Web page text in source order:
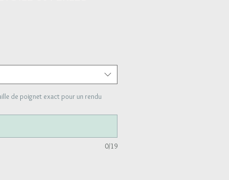
de poignet exact pour un rendu
0/19